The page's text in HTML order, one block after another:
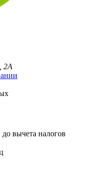
2А
до вычета налогов